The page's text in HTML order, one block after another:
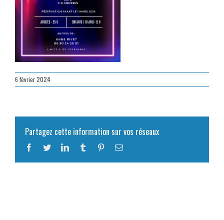
6 février 2024
Partagez cette information sur vos réseaux
Facebook
TwitterLinkedInTumblr PinterestEmail